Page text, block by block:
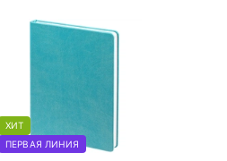
ХИТ
ПЕРВАЯ ЛИНИЯ